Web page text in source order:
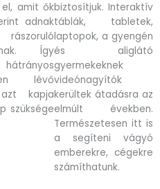
amit ők
adnak
Így
lévő
kapja
szüksége
biztosítjuk. Interaktív
táblák, tabletek,
laptopok, a gyengén
és aliglátó
gyermekeknek
videónagyítók
kerültek átadásra az
elmúlt években.
Természetesen itt is
a segíteni vágyó
emberekre, cégekre
számíthatunk.